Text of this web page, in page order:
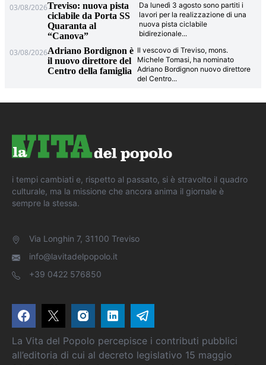
03/08/2026Treviso: nuova pista
ciclabile da Porta SS
Quaranta al
“Canova”
Da lunedì 3 agosto sono partiti i
lavori per la realizzazione di una
nuova pista ciclabile
bidirezionale...
03/08/2026Adriano Bordignon è
il nuovo direttore del
Centro della famiglia
Il vescovo di Treviso, mons.
Michele Tomasi, ha nominato
Adriano Bordignon nuovo direttore
del Centro...
i tempi cambiati e, rispetto al passato, si è stravolto il quadro
culturale, ma la missione che ancora anima il giornale è
sempre la stessa.
Via Longhin 7, 31100 Treviso
info@lavitadelpopolo.it
+39 0422 576850
La Vita del Popolo percepisce i contributi pubblici
all’editoria di cui al decreto legislativo 15 maggio